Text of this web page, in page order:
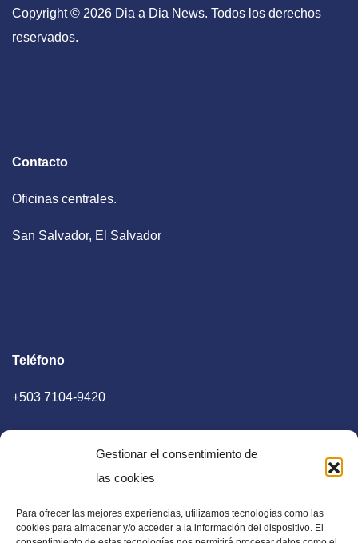
Gestionar el consentimiento de
las cookies
Para ofrecer las mejores experiencias, utilizamos tecnologías como las
cookies para almacenar y/o acceder a la información del dispositivo. El
Copyright © 2026 Dia a Dia News. Todos los derechos
reservados.
Contacto
Oficinas centrales.
San Salvador, El Salvador
Teléfono
+503 7104-9420
E-mail